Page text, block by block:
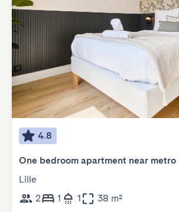
4.8
One bedroom apartment near metro
Lille
2
1 1 38 m²